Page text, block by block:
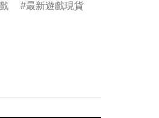
最新遊戲現貨